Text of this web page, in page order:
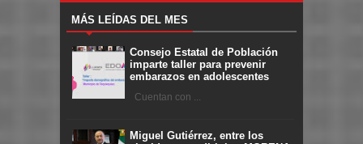
MÁS LEÍDAS DEL MES
Consejo Estatal de Población
imparte taller para prevenir
embarazos en adolescentes
Cuentan con ...
Miguel Gutiérrez, entre los